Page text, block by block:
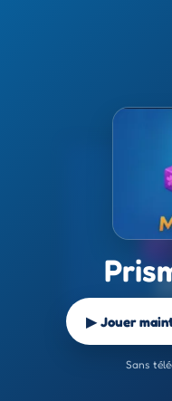
▶ Jouer
Sans